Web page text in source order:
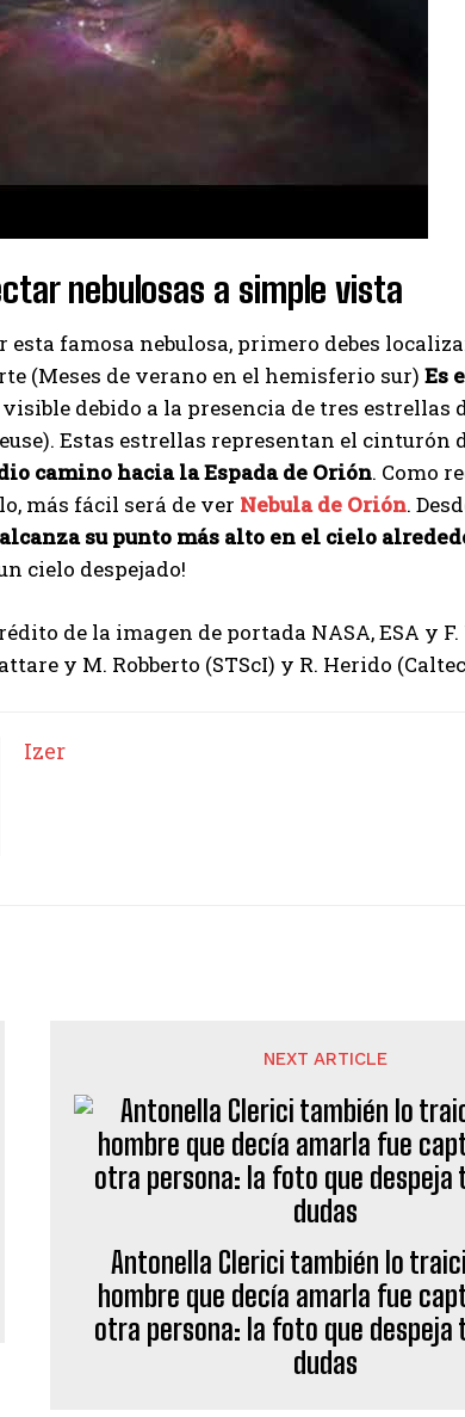
Izer
nebulosas a simple vista
esta famosa nebulosa, primero debes
(Meses de verano en el hemisferio sur) Es
debido a la presencia de tres
Estas estrellas representan el cinturón
camino hacia la Espada de Orión. Como
más fácil será de ver Nebula de Orión.
su punto más alto en el cielo
cielo despejado!
de la imagen de portada NASA, ESA y
y M. Robberto (STScI) y R. Herido
Izer
NEXT ARTICLE
Antonella Clerici también lo
hombre que decía amarla fue
otra persona: la foto que despeja
dudas